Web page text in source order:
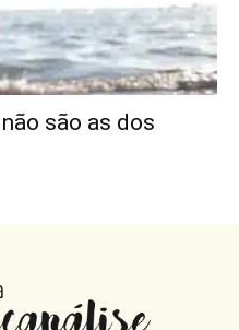
são as dos